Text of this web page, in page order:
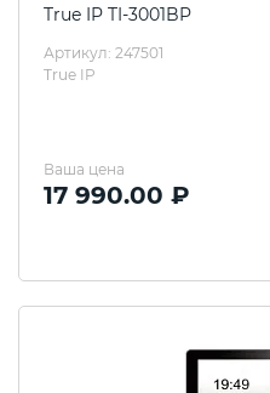
True IP TI-3001BP
Артикул: 247501
True IP
Ваша цена
17 990.00 ₽